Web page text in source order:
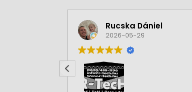
Rucska Dániel
2026-05-29